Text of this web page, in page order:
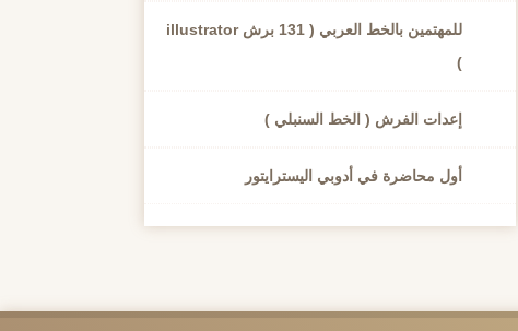
للمهتمين بالخط العربي ( 131 برش illustrator
)
إعدات الفرش ( الخط السنبلي )
أول محاضرة في أدوبي اليسترايتور